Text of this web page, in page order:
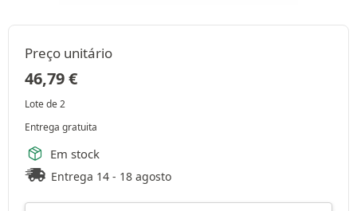
Preço unitário
46,79€
Lote de 2
Entrega gratuita
Em stock
Entrega 14 - 18 agosto